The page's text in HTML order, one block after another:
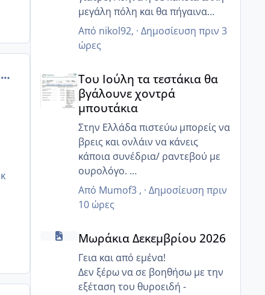
comment_989937
μεγάλη πόλη και θα πήγαινα
έστω αυθημερόν!! Για δες το
Από nikol92, · Δημοσίευση πριν 3
ώρες
Του Ιούλη τα τεστάκια θα
βγάλουνε χοντρά
μπουτάκια
Στην Ελλάδα πιστεύω μπορείς να
βρεις και ονλάιν να κάνεις
κάποια συνέδρια/ ραντεβού με
ουρολόγο.
Ευτυχώς η τεχνολογία βοηθάει
☺️
κ εγώ που μένω Γερμανία και
ειδικότητα μου πρότειναν
ονλάιν.
Από Mumof3 , · Δημοσίευση πριν
10 ώρες
Μωράκια Δεκεμβρίου 2026
Μωράκια Δεκεμβρίου 2026
Γεια και από εμένα!
Δεν ξέρω να σε βοηθήσω με την
εξέταση του θυροειδή -